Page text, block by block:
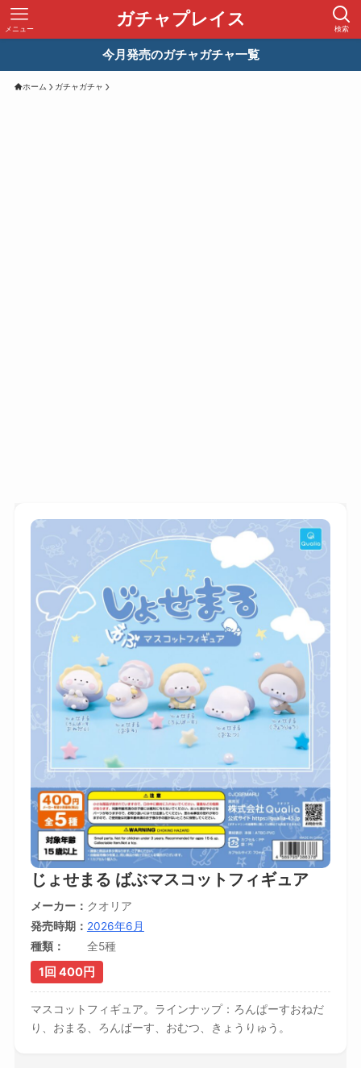
ガチャプレイス 検索
メニュー
今月発売のガチャガチャ一覧
ホーム ガチャガチャ
じょせまる ばぶマスコットフィギュア
メーカー
クオリア
発売時期
2026年6月
種類
全5種
1回 400円
マスコットフィギュア。ラインナップ：ろんぱーすおねだ
り、おまる、ろんぱーす、おむつ、きょうりゅう。